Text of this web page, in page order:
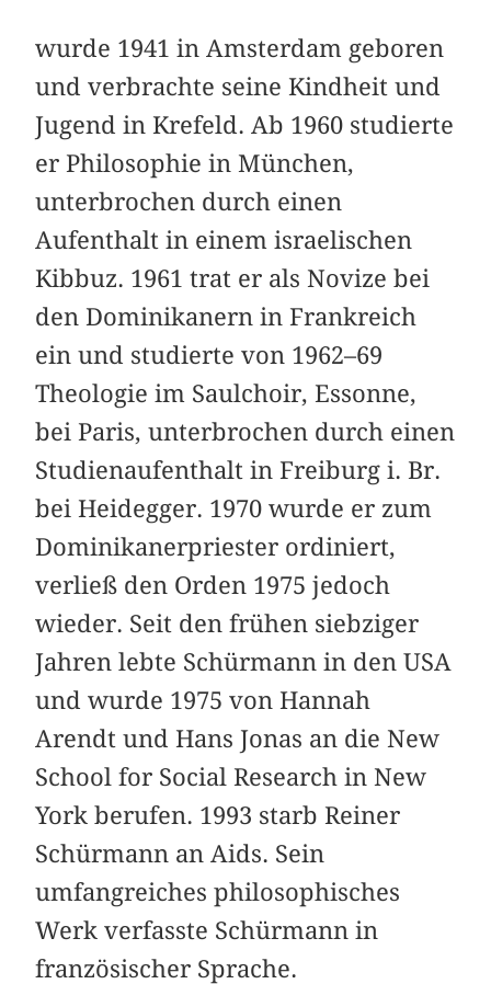
wurde 1941 in Amsterdam geboren
und ver­brachte seine Kindheit und
Jugend in Krefeld. Ab 1960 studierte
er Philosophie in München,
unterbrochen durch einen
Aufenthalt in einem israelischen
Kibbuz. 1961 trat er als Novize bei
den Dominikanern in Frankreich
ein und studierte von 1962–69
Theologie im Saulchoir, Essonne,
bei Paris, unterbrochen durch einen
Studienaufenthalt in Freiburg i. Br.
bei Heidegger. 1970 wurde er zum
Dominikanerpriester ordiniert,
verließ den Orden 1975 jedoch
wieder. Seit den frühen siebziger
Jahren lebte Schürmann in den USA
und wurde 1975 von Hannah
Arendt und Hans Jonas an die New
School for Social Research in New
York berufen. 1993 starb Reiner
Schürmann an Aids. Sein
umfangreiches philosophisches
Werk verfasste Schürmann in
französischer Sprache.